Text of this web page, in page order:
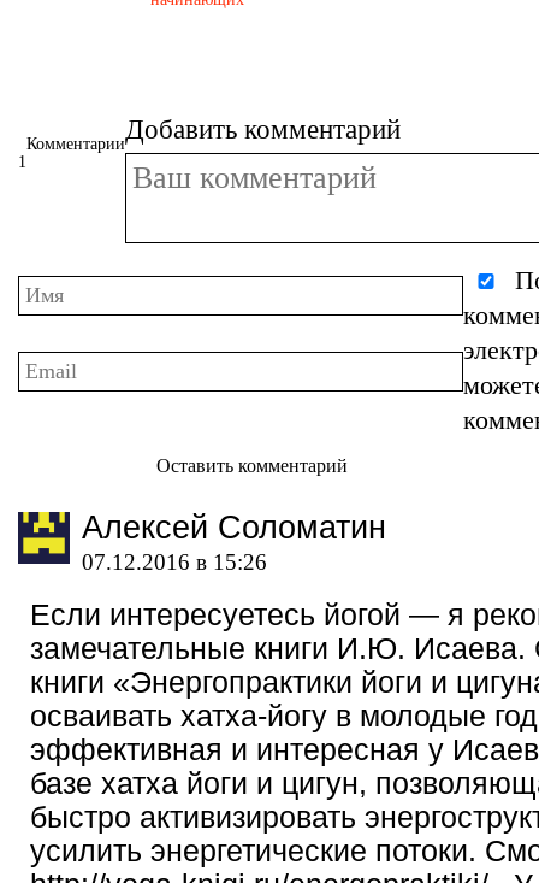
Комментарии
1
Добавить комментарий
Оставить комментарий
Алексей Соломатин
07.12.2016 в 15:26
Если интересуетесь йогой — я
замечательные книги И.Ю.
книги «Энергопрактики йоги и
осваивать хатха-йогу в молодые
эффективная и интересная у
базе хатха йоги и цигун,
быстро активизировать
усилить энергетические потоки.